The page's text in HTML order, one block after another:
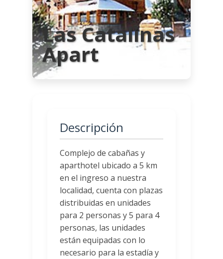
Las Catalinas
Apart
Descripción
Complejo de cabañas y
aparthotel ubicado a 5 km
en el ingreso a nuestra
localidad, cuenta con plazas
distribuidas en unidades
para 2 personas y 5 para 4
personas, las unidades
están equipadas con lo
necesario para la estadía y